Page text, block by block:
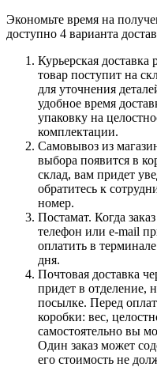
Экономьте время на
доступно 4 варианта
Курьерская доставка
товар поступит на
для уточнения
удобное время
упаковку на
комплектации.
Самовывоз из
выбора появится в
склад, вам придет
обратитесь к
номер.
Постамат. Когда
телефон или e-mail
оплатить в
дня.
Почтовая доставка
придет в отделение,
посылке. Перед
коробки: вес,
самостоятельно вы
Один заказ может
его стоимость не